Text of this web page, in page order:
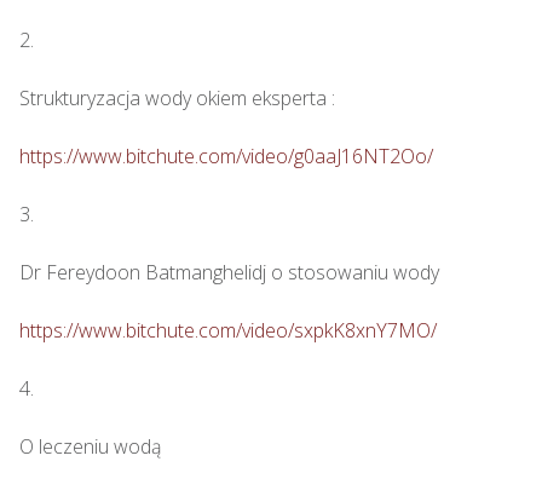
2.
Strukturyzacja wody okiem eksperta :
https://www.bitchute.com/video/g0aaJ16NT2Oo/
3.
Dr Fereydoon Batmanghelidj o stosowaniu wody
https://www.bitchute.com/video/sxpkK8xnY7MO/
4.
O leczeniu wodą